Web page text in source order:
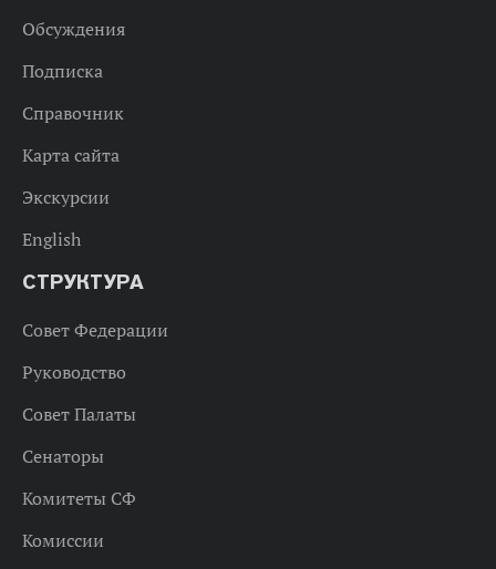
Обсуждения
Подписка
Справочник
Карта сайта
Экскурсии
English
СТРУКТУРА
Совет Федерации
Руководство
Совет Палаты
Сенаторы
Комитеты СФ
Комиссии